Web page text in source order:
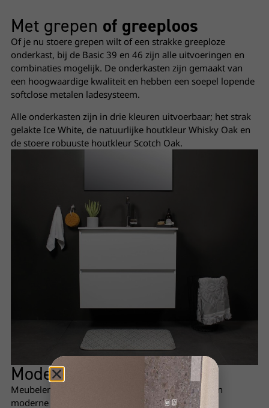
Met grepen of greeploos
Of je nu stoere grepen wilt of een strakke greeploze
onderkast, bij de Basic 39 en 46 zijn alle uitvoeringen en
combinaties mogelijk. De onderkasten zijn gemaakt van
een hoogwaardige kwaliteit en hebben een soepel lopende
softclose metalen ladesysteem.
Alle onderkasten zijn in drie kleuren uitvoerbaar; het strak
gelakte Ice White, de natuurlijke houtkleur Whisky Oak en
de stoere robuuste houtkleur Scotch Oak.
Moderne zwarte greep
Meubelen met greep zijn ook uit te voeren met een
moderne zwarte greep.